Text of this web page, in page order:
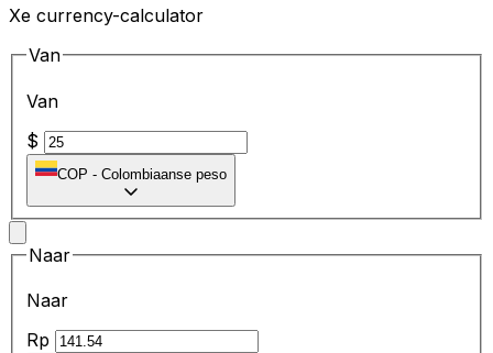
Xe currency-calculator
Van
Van
$
COP - Colombiaanse peso
Naar
Naar
Rp